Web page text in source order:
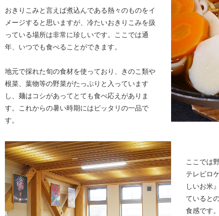
おきりこみと言えば煮込んである熱々のものをイ
メージすると思いますが、冷たいおきりこみを扱
っている場所は非常に珍しいです。ここでは通
年、いつでも食べることができます。
地元で採れた旬の食材を使っており、きのこ類や
根菜、葉物等の野菜がたっぷりと入っています
し、麺はコシがあってとても食べ応えがありま
す。これからの暑い時期にはピッタリの一品で
す。
ここでは
テレビロ
しいお米
ていると
食感です